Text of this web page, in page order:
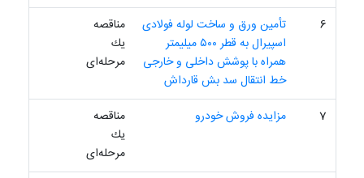
6
تأمین ورق و ساخت لوله فولادی
اسپیرال به قطر ٥٠٠ میلیمتر
همراه با پوشش داخلی و خارجی
خط انتقال سد بش قارداش
مناقصه
یك
مرحله‌ای
7 مزایده فروش خودرو
مناقصه
یك
مرحله‌ای